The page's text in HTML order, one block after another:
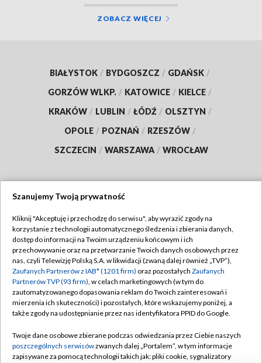
ZOBACZ WIĘCEJ
BIAŁYSTOK / BYDGOSZCZ / GDAŃSK /
GORZÓW WLKP. / KATOWICE / KIELCE /
KRAKÓW / LUBLIN / ŁÓDŹ / OLSZTYN /
OPOLE / POZNAŃ / RZESZÓW /
SZCZECIN / WARSZAWA / WROCŁAW
TVP
Abonament TVP
Emisja w TVP
Centrum informacji TVP
Naziemna Telewizja Cyfrowa
Rada Programowa
Regulamin TVP
Polityka prywatności
Moje zgody
Pomoc
Kontakt
Szanujemy Twoją prywatność
Kliknij "Akceptuję i przechodzę do serwisu", aby wyrazić zgody na
korzystanie z technologii automatycznego śledzenia i zbierania danych,
dostęp do informacji na Twoim urządzeniu końcowym i ich
przechowywanie oraz na przetwarzanie Twoich danych osobowych przez
nas, czyli Telewizję Polską S.A. w likwidacji (zwaną dalej również „TVP”),
Zaufanych Partnerów z IAB* (1201 firm) oraz pozostałych Zaufanych
Partnerów TVP (93 firm), w celach marketingowych (w tym do
zautomatyzowanego dopasowania reklam do Twoich zainteresowań i
mierzenia ich skuteczności) i pozostałych, które wskazujemy poniżej, a
także zgody na udostępnianie przez nas identyfikatora PPID do Google.
Twoje dane osobowe zbierane podczas odwiedzania przez Ciebie naszych
poszczególnych serwisówzwanych dalej „Portalem”, w tym informacje
zapisywane za pomocą technologii takich jak: pliki cookie, sygnalizatory